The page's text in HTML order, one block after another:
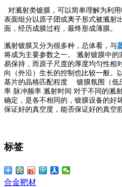
对溅射类镀膜，可以简单理解为利
表面组分以原子团或离子形式被溅射
面，经历成膜过程，最终形成薄膜。
溅射镀膜又分为很多种，总体看，与
将成为主要参数之一。 溅射镀膜中
易保持，而原子尺度的厚度均匀性相
向（外沿）生长的控制也比较一般。
基片的晶格匹配程度 镀膜氛围（低
率 脉冲频率 溅射时间 对于不同的溅
确定，是各不相同的，镀膜设备的好
保证好的真空度，能否保证好的真空
标签
合金靶材